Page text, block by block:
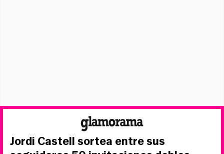
Jordi Castell sortea entre sus